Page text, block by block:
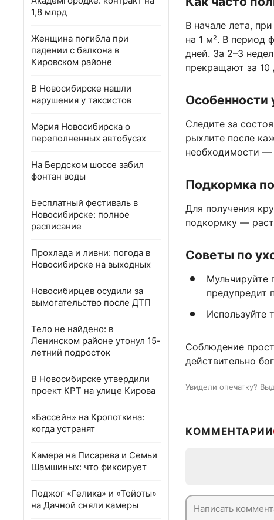
1,8 млрд
Женщина погибла при
падении с балкона в
Кировском районе
В Новосибирске нашли
нарушения у таксистов
Мэрия Новосибирска о
переполненных автобусах
На Бердском шоссе забил
фонтан воды
Бесплатный фестиваль в
Новосибирске: полное
расписание
Прохлада и ливни: погода в
Новосибирске на выходных
Новосибирцев осудили за
вымогательство после ДТП
Тело не найдено: в
Ленинском районе утонул 15-
летний подросток
В Новосибирске утвердили
проект КРТ на улице Кирова
«Бассейн» на Кропоткина:
когда устранят
Камера на Писарева и Семьи
Шамшиных: что фиксирует
Поджог «Гелика» и «Тойоты»
на Дачной сняли камеры
В начале лета,
на 1 м². В период
дней. За 2–3
прекращают за
Особенности
Следите за
рыхлите после
необходимости —
Подкормка
Для получения
подкормку —
Советы по
Мульчируйте
предупредит
Используйте
Соблюдение
действительно
Увидели опечатку?
КОММЕНТАРИИ